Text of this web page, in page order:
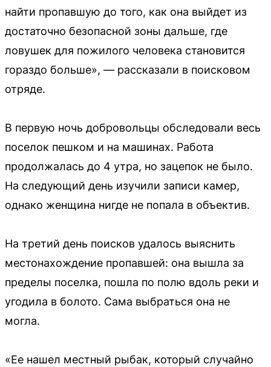
найти пропавшую до того, как она выйдет из
достаточно безопасной зоны дальше, где
ловушек для пожилого человека становится
гораздо больше», — рассказали в поисковом
отряде.
В первую ночь добровольцы обследовали весь
поселок пешком и на машинах. Работа
продолжалась до 4 утра, но зацепок не было.
На следующий день изучили записи камер,
однако женщина нигде не попала в объектив.
На третий день поисков удалось выяснить
местонахождение пропавшей: она вышла за
пределы поселка, пошла по полю вдоль реки и
угодила в болото. Сама выбраться она не
могла.
«Ее нашел местный рыбак, который случайно